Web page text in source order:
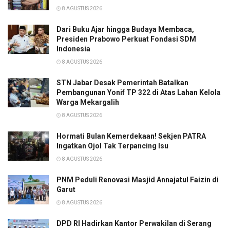
8 AGUSTUS 2026
Dari Buku Ajar hingga Budaya Membaca,
Presiden Prabowo Perkuat Fondasi SDM
Indonesia
8 AGUSTUS 2026
STN Jabar Desak Pemerintah Batalkan
Pembangunan Yonif TP 322 di Atas Lahan Kelola
Warga Mekargalih
8 AGUSTUS 2026
Hormati Bulan Kemerdekaan! Sekjen PATRA
Ingatkan Ojol Tak Terpancing Isu
8 AGUSTUS 2026
PNM Peduli Renovasi Masjid Annajatul Faizin di
Garut
8 AGUSTUS 2026
DPD RI Hadirkan Kantor Perwakilan di Serang